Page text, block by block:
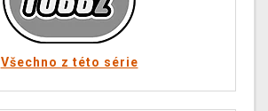
Všechno z této série